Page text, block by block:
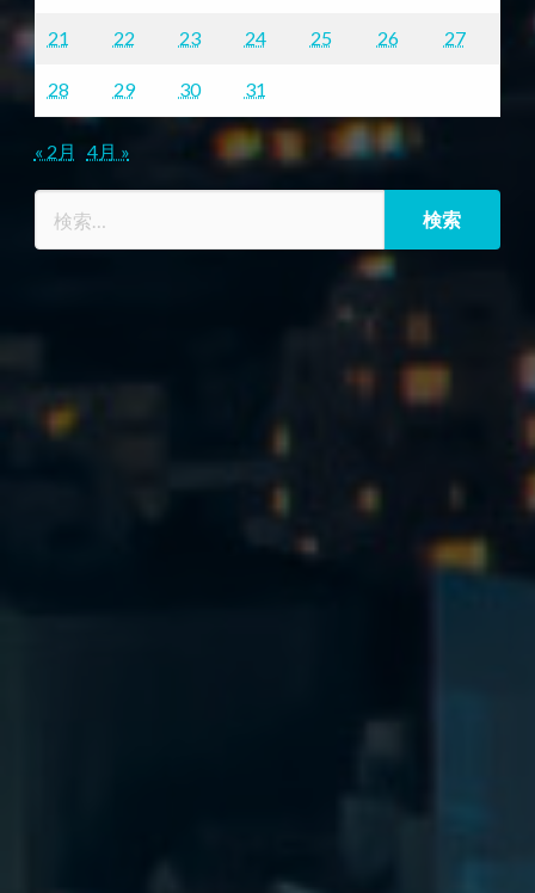
21 22 23 24 25 26 27
28 29 30 31
« 2月 4月 »